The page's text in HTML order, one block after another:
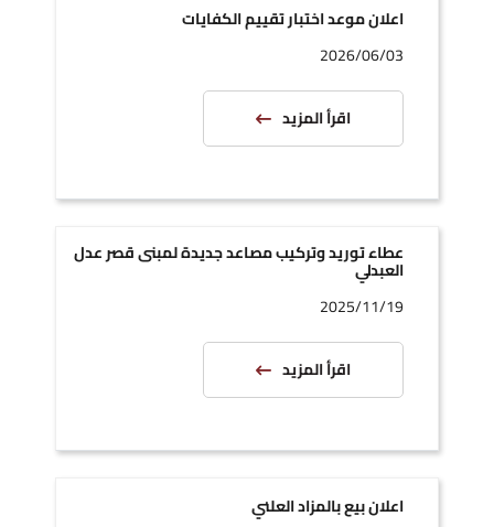
اعلان موعد اختبار تقييم الكفايات
2026/06/03
اقرأ المزيد
عطاء توريد وتركيب مصاعد جديدة لمبنى قصر عدل
العبدلي
2025/11/19
اقرأ المزيد
اعلان بيع بالمزاد العلني